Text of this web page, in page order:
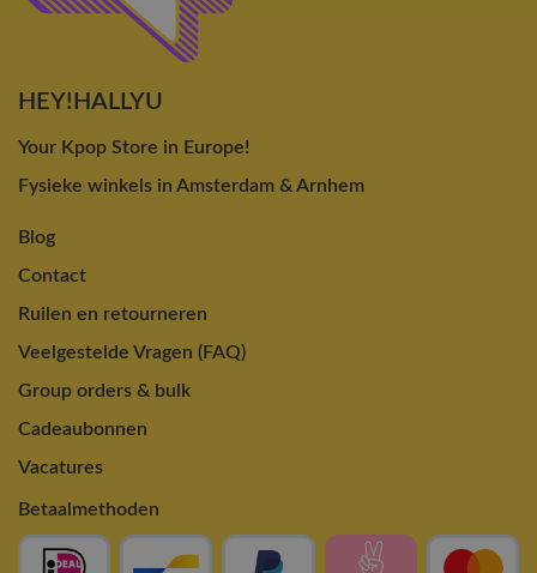
HEY!HALLYU
Your Kpop Store in Europe!
Fysieke winkels in Amsterdam & Arnhem
Blog
Contact
Ruilen en retourneren
Veelgestelde Vragen (FAQ)
Group orders & bulk
Cadeaubonnen
Vacatures
Betaalmethoden